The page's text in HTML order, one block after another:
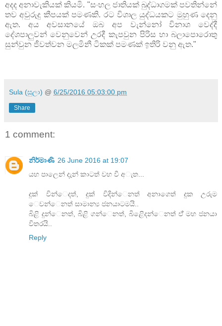
අදද අනාවැකියක් කියමි. "සංහල ජාතියක් බුද්ධාගමක් පවතින්නේ
තව අවුරුදු කීපයක් පමණකි. රට විශාල යුද්ධයකට මුහුණ දෙනු
ඇත. අය අවසානයේ ඔබ අප වැන්නෝ විනාශ වෙද්දී
දේශපාලුවන් වෙනුවෙන් උරදී කැපවුන පිරිස හා බලාපොරොතු
සුන්වුන ජීවත්වන මලමිනී ටිකක් පමණක් ඉතිරි වනු ඇත."
Sula (සුලා) @ 6/25/2016 05:03:00 pm
Share
1 comment:
නිර්මාණි 26 June 2016 at 19:07
යහ පාලෙන් දැන් කාටත් වහ වී අැත...
දුක් වින්ෙදත්, දුක් විදින්ෙනත් අනාගෙත් දුක උරුම
ෙවන්ෙනත් සාමාන්‍ය ජනයාටමයි..
බිළි දුන්ෙනත්, බිළි ගන්ෙනත්, බිළිෙදන්ෙනත් ඒ් මහ ජනයා
විතරයි..
Reply